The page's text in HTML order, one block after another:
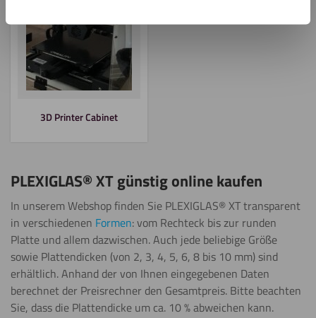
3D Printer Cabinet
PLEXIGLAS® XT günstig online kaufen
In unserem Webshop finden Sie PLEXIGLAS® XT transparent
in verschiedenen Formen: vom Rechteck bis zur runden
Platte und allem dazwischen. Auch jede beliebige Größe
sowie Plattendicken (von 2, 3, 4, 5, 6, 8 bis 10 mm) sind
erhältlich. Anhand der von Ihnen eingegebenen Daten
berechnet der Preisrechner den Gesamtpreis. Bitte beachten
Sie, dass die Plattendicke um ca. 10 % abweichen kann.